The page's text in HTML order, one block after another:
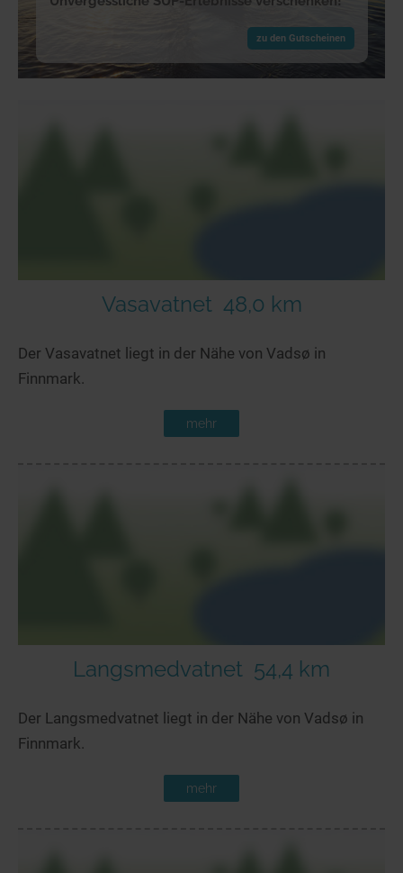
zu den Gutscheinen
Vasavatnet 48,0 km
Der Vasavatnet liegt in der Nähe von Vadsø in
Finnmark.
mehr
Langsmedvatnet 54,4 km
Der Langsmedvatnet liegt in der Nähe von Vadsø in
Finnmark.
mehr